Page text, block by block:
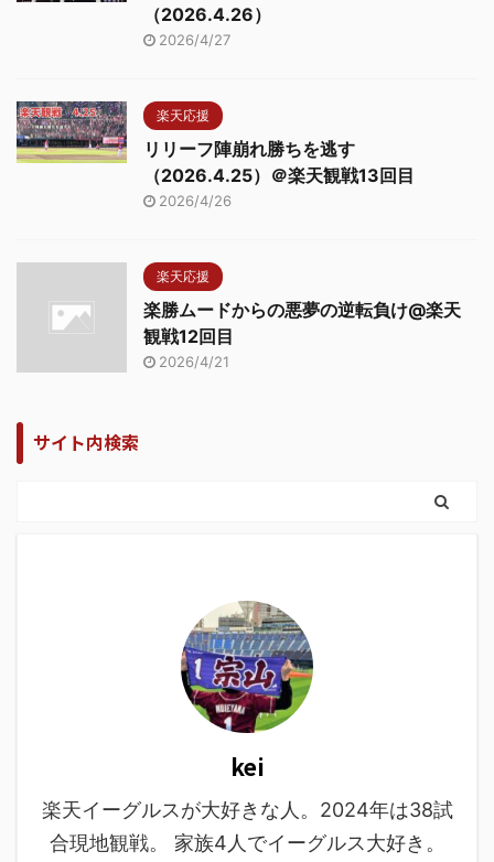
（2026.4.26）
2026/4/27
楽天応援
リリーフ陣崩れ勝ちを逃す
（2026.4.25）＠楽天観戦13回目
2026/4/26
楽天応援
楽勝ムードからの悪夢の逆転負け@楽天
観戦12回目
2026/4/21
サイト内検索
kei
楽天イーグルスが大好きな人。2024年は38試
合現地観戦。 家族4人でイーグルス大好き。